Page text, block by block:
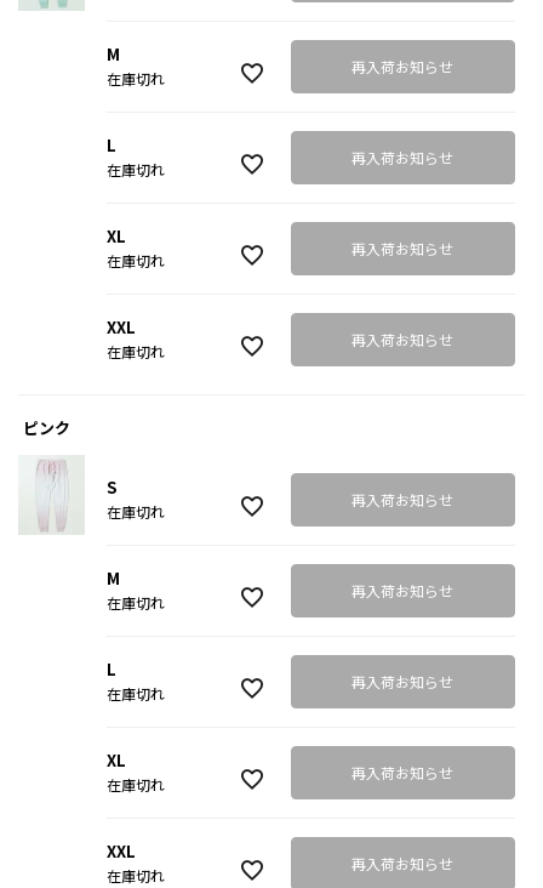
M
在庫切れ
再入荷お知らせ
L
在庫切れ
再入荷お知らせ
XL
在庫切れ
再入荷お知らせ
XXL
在庫切れ
再入荷お知らせ
ピンク
S
在庫切れ
再入荷お知らせ
M
在庫切れ
再入荷お知らせ
L
在庫切れ
再入荷お知らせ
XL
在庫切れ
再入荷お知らせ
XXL
在庫切れ
再入荷お知らせ